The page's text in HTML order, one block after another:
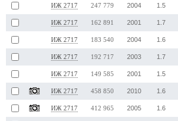
ИЖ 2717 247 779 2004 1.5
ИЖ 2717 162 891 2001 1.7
ИЖ 2717 183 540 2004 1.6
ИЖ 2717 192 717 2003 1.7
ИЖ 2717 149 585 2001 1.5
ИЖ 2717 458 850 2010 1.6
ИЖ 2717 412 965 2005 1.6